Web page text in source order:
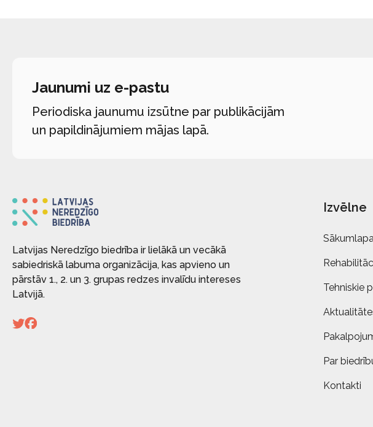
Jaunumi uz e-pastu
Periodiska jaunumu izsūtne par publikācijām
un papildinājumiem mājas lapā.
Latvijas Neredzīgo biedrība ir lielākā un vecākā
sabiedriskā labuma organizācija, kas apvieno un
pārstāv 1., 2. un 3. grupas redzes invalīdu intereses
Latvijā.
Izvēlne
Tehniskie
Par
Kontakti